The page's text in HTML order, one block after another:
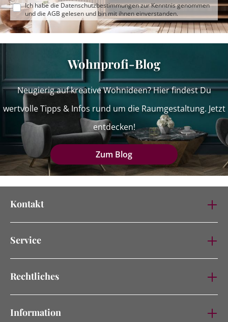
Ich habe die Datenschutzbestimmungenzur Kenntnis genommen
und die AGB gelesen und bin mit ihnen einverstanden.
Wohnprofi-Blog
Neugierig auf kreative Wohnideen? Hier findest Du
wertvolle Tipps & Infos rund um die Raumgestaltung. Jetzt
entdecken!
Zum Blog
Kontakt
Service
Rechtliches
Information